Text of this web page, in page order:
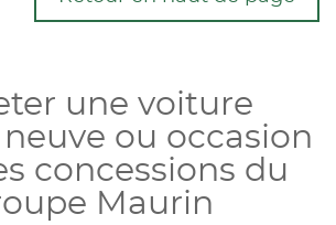
une voiture
ou occasion
concessions du
Maurin